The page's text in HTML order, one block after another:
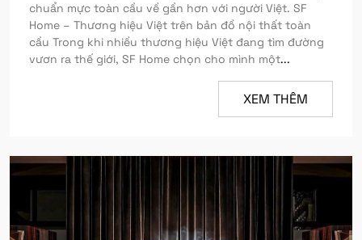
chuẩn mực toàn cầu về gần hơn với người Việt. SF
Home – Thương hiệu Việt trên bản đồ nội thất toàn
cầu Trong khi nhiều thương hiệu Việt đang tìm đường
vươn ra thế giới, SF Home chọn cho mình một...
XEM THÊM